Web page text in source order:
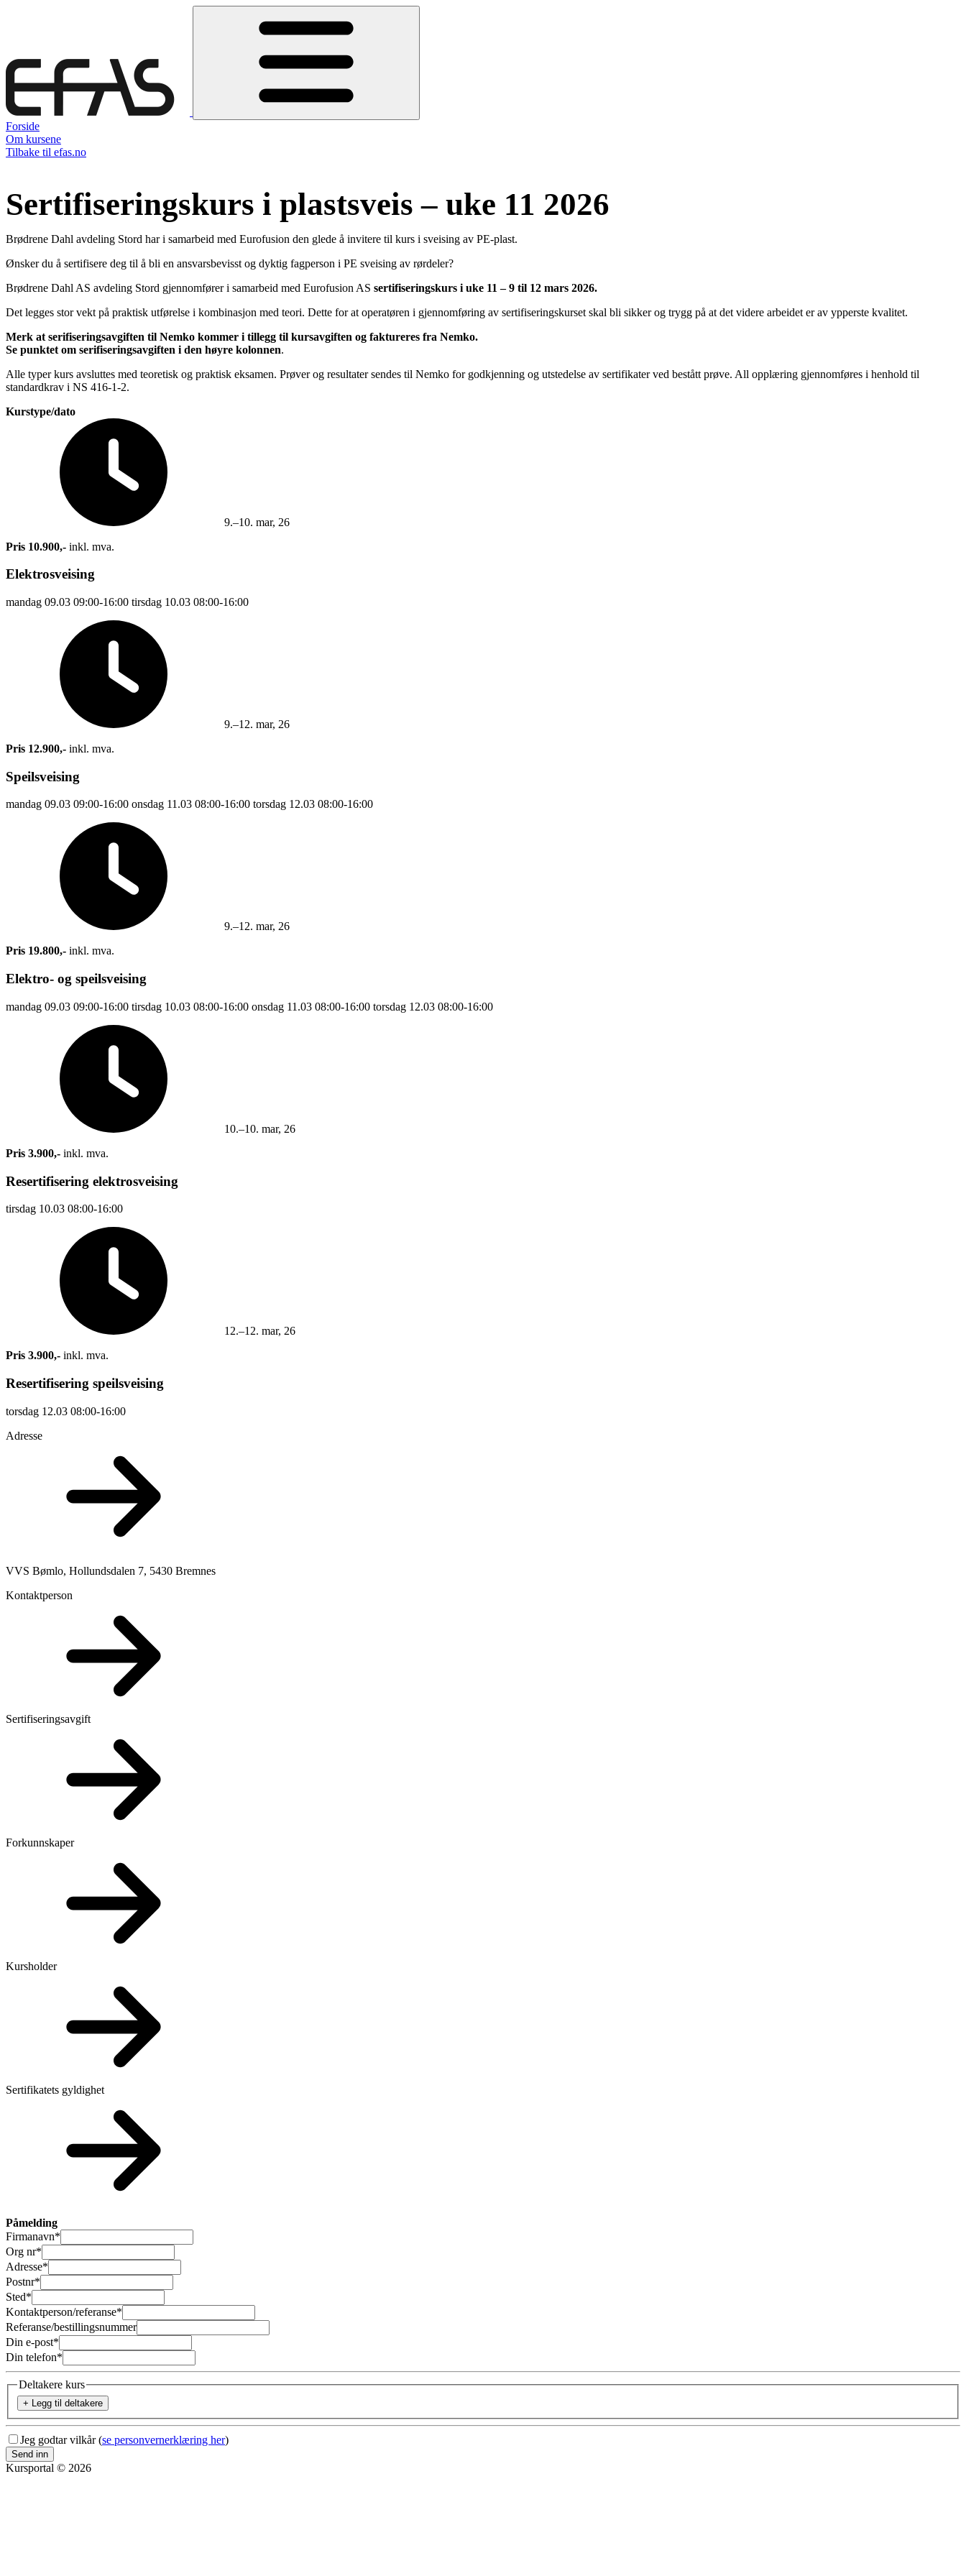
Forside
Om kursene
Tilbake til efas.no
Sertifiseringskurs i plastsveis – uke 11 2026
Brødrene Dahl avdeling Stord har i samarbeid med Eurofusion den glede å invitere til kurs i sveising av PE-plast.
Ønsker du å sertifisere deg til å bli en ansvarsbevisst og dyktig fagperson i PE sveising av rørdeler?
Brødrene Dahl AS avdeling Stord gjennomfører i samarbeid med Eurofusion AS sertifiseringskurs i uke 11 – 9 til 12 mars 2026.
Det legges stor vekt på praktisk utførelse i kombinasjon med teori. Dette for at operatøren i gjennomføring av sertifiseringskurset skal bli sikker og trygg på at det videre arbeidet er av ypperste kvalitet.
Merk at serifiseringsavgiften til Nemko kommer i tillegg til kursavgiften og faktureres fra Nemko.
Se punktet om serifiseringsavgiften i den høyre kolonnen.
Alle typer kurs avsluttes med teoretisk og praktisk eksamen. Prøver og resultater sendes til Nemko for godkjenning og utstedelse av sertifikater ved bestått prøve. All opplæring gjennomføres i henhold til
standardkrav i NS 416-1-2.
Kurstype/dato
9.–10. mar, 26
Pris 10.900,- inkl. mva.
Elektrosveising
mandag 09.03 09:00-16:00 tirsdag 10.03 08:00-16:00
9.–12. mar, 26
Pris 12.900,- inkl. mva.
Speilsveising
mandag 09.03 09:00-16:00 onsdag 11.03 08:00-16:00 torsdag 12.03 08:00-16:00
9.–12. mar, 26
Pris 19.800,- inkl. mva.
Elektro- og speilsveising
mandag 09.03 09:00-16:00 tirsdag 10.03 08:00-16:00 onsdag 11.03 08:00-16:00 torsdag 12.03 08:00-16:00
10.–10. mar, 26
Pris 3.900,- inkl. mva.
Resertifisering elektrosveising
tirsdag 10.03 08:00-16:00
12.–12. mar, 26
Pris 3.900,- inkl. mva.
Resertifisering speilsveising
torsdag 12.03 08:00-16:00
Adresse
VVS Bømlo, Hollundsdalen 7, 5430 Bremnes
Kontaktperson
Sertifiseringsavgift
Forkunnskaper
Kursholder
Sertifikatets gyldighet
Påmelding
Firmanavn*
Org nr*
Adresse*
Postnr*
Sted*
Kontaktperson/referanse*
Referanse/bestillingsnummer
Din e-post*
Din telefon*
Deltakere kurs
+ Legg til deltakere
Jeg godtar vilkår (se personvernerklæring her)
Send inn
Kursportal © 2026